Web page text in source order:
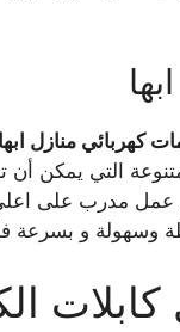
كهربائي منازل ابها
التي يمكن أن
عمل مدرب على
و بسرعة